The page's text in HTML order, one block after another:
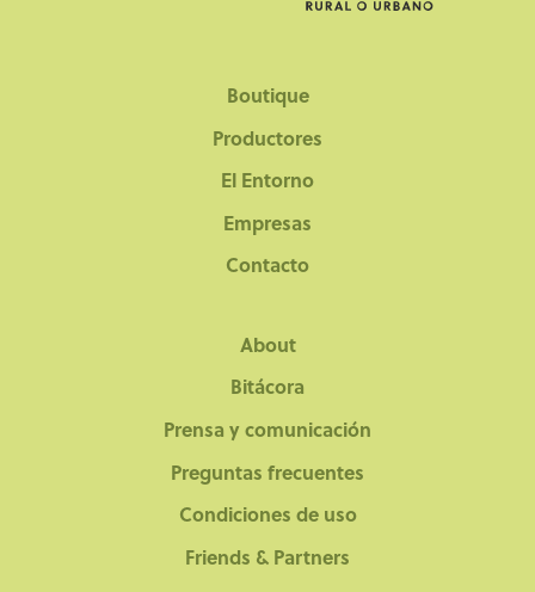
Boutique
Productores
El Entorno
Empresas
Contacto
About
Bitácora
Prensa y comunicación
Preguntas frecuentes
Condiciones de uso
Friends & Partners